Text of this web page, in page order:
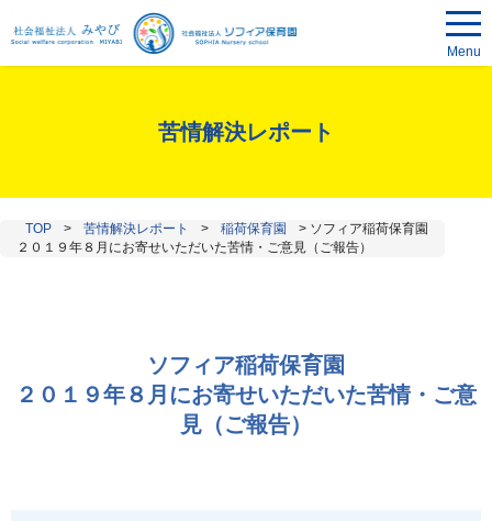
Menu
苦情解決レポート
TOP > 苦情解決レポート > 稲荷保育園 > ソフィア稲荷保育園
２０１９年８月にお寄せいただいた苦情・ご意見（ご報告）
ソフィア稲荷保育園
２０１９年８月にお寄せいただいた苦情・ご意
見（ご報告）